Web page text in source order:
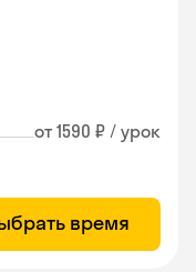
от 1590 ₽ / урок
время